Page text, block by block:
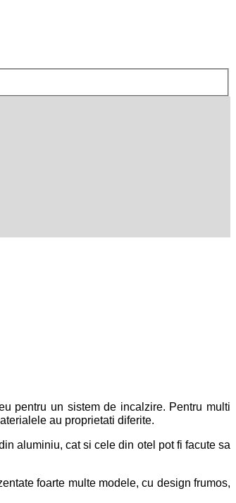
pentru un sistem de incalzire. Pentru multi
au proprietati diferite.
aluminiu, cat si cele din otel pot fi facute sa
foarte multe modele, cu design frumos,